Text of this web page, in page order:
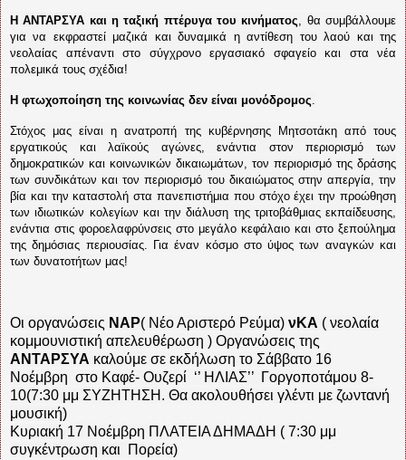
Η ΑΝΤΑΡΣΥΑ και η ταξική πτέρυγα του κινήματος , θα συμβάλλουμε
για να εκφραστεί μαζικά και δυναμικά η αντίθεση του λαού και της
νεολαίας απέναντι στο σύγχρονο εργασιακό σφαγείο και στα νέα
πολεμικά τους σχέδια!
Η φτωχοποίηση της κοινωνίας δεν είναι μονόδρομος
Στόχος μας είναι η ανατροπή της κυβέρνησης Μητσοτάκη από τους
εργατικούς και λαϊκούς αγώνες, ενάντια στον περιορισμό των
δημοκρατικών και κοινωνικών δικαιωμάτων, τον περιορισμό της δράσης
των συνδικάτων και τον περιορισμό του δικαιώματος στην απεργία, την
βία και την καταστολή στα πανεπιστήμια που στόχο έχει την προώθηση
των ιδιωτικών κολεγίων και την διάλυση της τριτοβάθμιας εκπαίδευσης,
ενάντια στις φοροελαφρύνσεις στο μεγάλο κεφάλαιο και στο ξεπούλημα
της δημόσιας περιουσίας. Για έναν κόσμο στο ύψος των αναγκών και
των δυνατοτήτων μας!
Οι οργανώσεις ΝΑΡ( Νέο Αριστερό Ρεύμα) νΚΑ ( νεολαία
κομμουνιστική απελευθέρωση ) Οργανώσεις της
ΑΝΤΑΡΣΥΑ καλούμε σε εκδήλωση το Σάββατο 16
Νοέμβρη στο Καφέ- Ουζερί ‘’ ΗΛΙΑΣ’’ Γοργοποτάμου 8-
10(7:30 μμ ΣΥΖΗΤΗΣΗ. Θα ακολουθήσει γλέντι με ζωντανή
μουσική)
Κυριακή 17 Νοέμβρη ΠΛΑΤΕΙΑ ΔΗΜΑΔΗ ( 7:30 μμ
συγκέντρωση και
Πορεία)